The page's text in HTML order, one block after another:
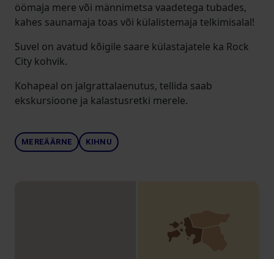
öömaja mere või männimetsa vaadetega tubades,
kahes saunamaja toas või külalistemaja telkimisalal!
Suvel on avatud kõigile saare külastajatele ka Rock
City kohvik.
Kohapeal on jalgrattalaenutus, tellida saab
ekskursioone ja kalastusretki merele.
MEREÄÄRNE KIHNU